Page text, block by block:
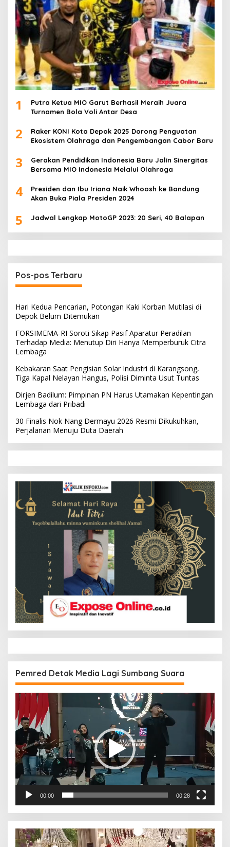
1
Putra Ketua MIO Garut Berhasil Meraih Juara
Turnamen Bola Voli Antar Desa
2
Raker KONI Kota Depok 2025 Dorong Penguatan
Ekosistem Olahraga dan Pengembangan Cabor Baru
3
Gerakan Pendidikan Indonesia Baru Jalin Sinergitas
Bersama MIO Indonesia Melalui Olahraga
4
Presiden dan Ibu Iriana Naik Whoosh ke Bandung
Akan Buka Piala Presiden 2024
5 Jadwal Lengkap MotoGP 2023: 20 Seri, 40 Balapan
Pos-pos Terbaru
Hari Kedua Pencarian, Potongan Kaki Korban Mutilasi di
Depok Belum Ditemukan
FORSIMEMA-RI Soroti Sikap Pasif Aparatur Peradilan
Terhadap Media: Menutup Diri Hanya Memperburuk Citra
Lembaga
Kebakaran Saat Pengisian Solar Industri di Karangsong,
Tiga Kapal Nelayan Hangus, Polisi Diminta Usut Tuntas
Dirjen Badilum: Pimpinan PN Harus Utamakan Kepentingan
Lembaga dari Pribadi
30 Finalis Nok Nang Dermayu 2026 Resmi Dikukuhkan,
Perjalanan Menuju Duta Daerah
Pemred Detak Media Lagi Sumbang Suara
Pemutar
Video
00:00 00:28
Pemutar
Video